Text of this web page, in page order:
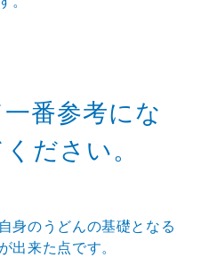
番参考にな
ださい。
身のうどんの基礎となる
出来た点です。